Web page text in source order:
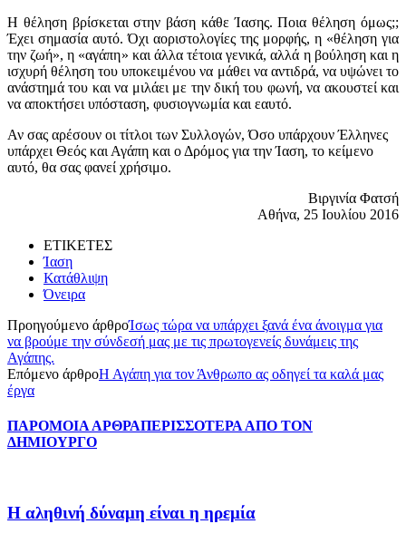
Η θέληση βρίσκεται στην βάση κάθε Ίασης. Ποια θέληση όμως;;
Έχει σημασία αυτό. Όχι αοριστολογίες της μορφής, η «θέληση για
την ζωή», η «αγάπη» και άλλα τέτοια γενικά, αλλά η βούληση και η
ισχυρή θέληση του υποκειμένου να μάθει να αντιδρά, να υψώνει το
ανάστημά του και να μιλάει με την δική του φωνή, να ακουστεί και
να αποκτήσει υπόσταση, φυσιογνωμία και εαυτό.
Αν σας αρέσουν οι τίτλοι των Συλλογών, Όσο υπάρχουν Έλληνες
υπάρχει Θεός και Αγάπη και ο Δρόμος για την Ίαση, το κείμενο
αυτό, θα σας φανεί χρήσιμο.
Βιργινία Φατσή
Αθήνα, 25 Ιουλίου 2016
ΕΤΙΚΕΤΕΣ
Ίαση
Κατάθλιψη
Όνειρα
Προηγούμενο άρθροΊσως τώρα να υπάρχει ξανά ένα άνοιγμα για
να βρούμε την σύνδεσή μας με τις πρωτογενείς δυνάμεις της
Αγάπης.
Επόμενο άρθροΗ Αγάπη για τον Άνθρωπο ας οδηγεί τα καλά μας
έργα
ΠΑΡΟΜΟΙΑ ΑΡΘΡΑΠΕΡΙΣΣΟΤΕΡΑ ΑΠΟ ΤΟΝ
ΔΗΜΙΟΥΡΓΟ
Η αληθινή δύναμη είναι η ηρεμία